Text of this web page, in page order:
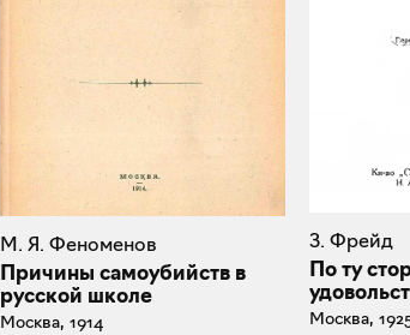
М. Я. Феноменов
Причины самоубийств в
русской школе
Москва, 1914
З. Фрейд
По ту
Москва,